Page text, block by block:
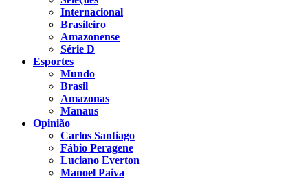
Internacional
Brasileiro
Amazonense
Série D
Esportes
Mundo
Brasil
Amazonas
Manaus
Opinião
Carlos Santiago
Fábio Peragene
Luciano Everton
Manoel Paiva